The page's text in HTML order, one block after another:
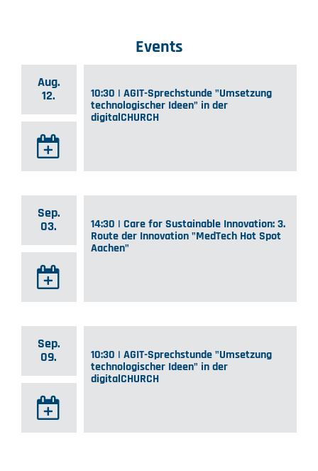
Events
Aug.
12.
10:30 | AGIT-Sprechstunde "Umsetzung
technologischer Ideen" in der
digitalCHURCH
Sep.
03.
14:30 | Care for Sustainable Innovation: 3.
Route der Innovation "MedTech Hot Spot
Aachen"
Sep.
09.
10:30 | AGIT-Sprechstunde "Umsetzung
technologischer Ideen" in der
digitalCHURCH